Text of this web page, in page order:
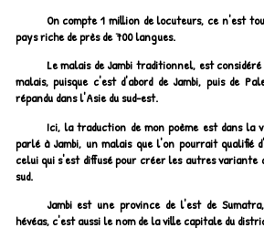
On compte 1 million de locuteurs, ce n'est
pays riche de près de 700 langues.
Le malais de Jambi traditionnel, est
malais, puisque c'est d'abord de Jambi, puis de
répandu dans l'Asie du sud-est.
Ici, la traduction de mon poème est dans la
parlé à Jambi, un malais que l'on pourrait qualifié
celui qui s'est diffusé pour créer les autres variante
sud.
Jambi est une province de l'est de
hévéas, c'est aussi le nom de la ville capitale du